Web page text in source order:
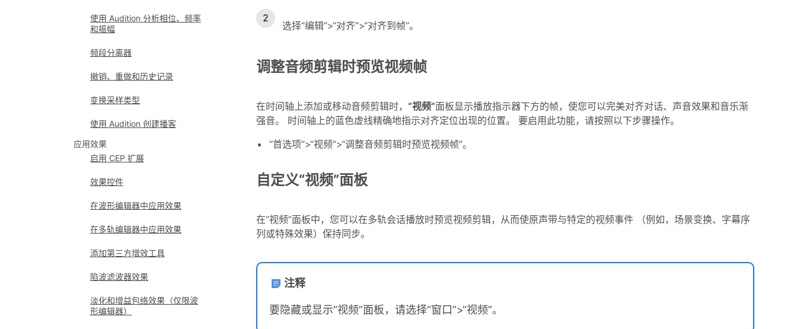
使用 Audition 分析相位、频率
和振幅
频段分离器
撤销、重做和历史记录
变换采样类型
使用 Audition 创建播客
应用效果
启用 CEP 扩展
效果控件
在波形编辑器中应用效果
在多轨编辑器中应用效果
添加第三方增效工具
陷波滤波器效果
淡化和增益包络效果（仅限波
形编辑器）
选择“编辑”>“对齐”>“对齐到帧”。
调整音频剪辑时预览视频帧
在时间轴上添加或移动音频剪辑时， “视频”面板显示播放指示器下方的帧，使您可以完美对齐对话、声音效果和音乐渐
强音。 时间轴上的蓝色虚线精确地指示对齐定位出现的位置。 要启用此功能，请按照以下步骤操作。
“首选项”>“视频”>“调整音频剪辑时预览视频帧”。
自定义“视频”面板
在“视频”面板中，您可以在多轨会话播放时预览视频剪辑，从而使原声带与特定的视频事件 （例如，场景变换、字幕序
列或特殊效果）保持同步。
注释
要隐藏或显示“视频”面板，请选择“窗口”>“视频”。